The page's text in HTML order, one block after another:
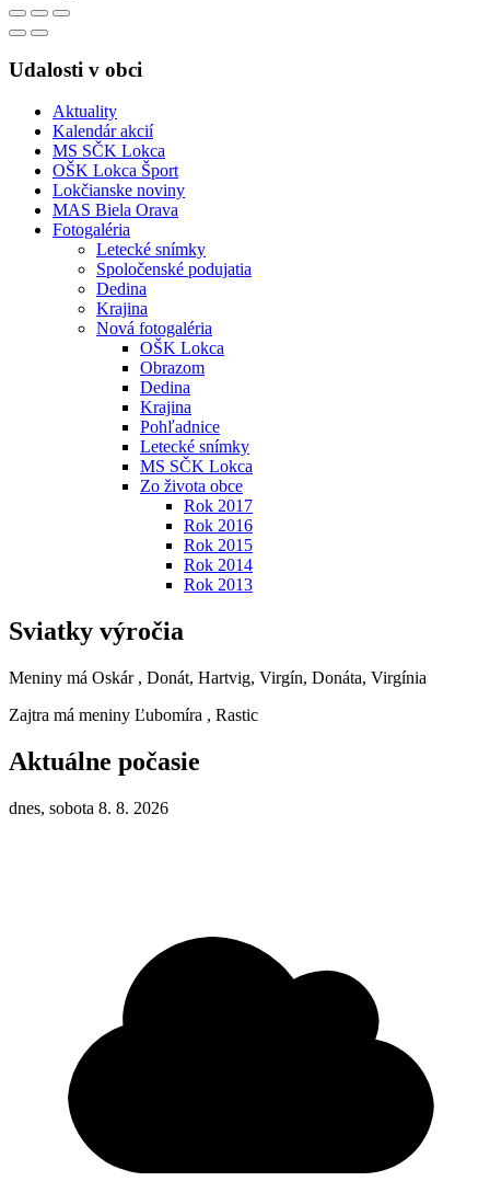
Udalosti v obci
Aktuality
Kalendár akcií
MS SČK Lokca
OŠK Lokca Šport
Lokčianske noviny
MAS Biela Orava
Fotogaléria
Letecké snímky
Spoločenské podujatia
Dedina
Krajina
Nová fotogaléria
OŠK Lokca
Obrazom
Dedina
Krajina
Pohľadnice
Letecké snímky
MS SČK Lokca
Zo života obce
Rok 2017
Rok 2016
Rok 2015
Rok 2014
Rok 2013
Sviatky výročia
Meniny má Oskár , Donát, Hartvig, Virgín, Donáta, Virgínia
Zajtra má meniny Ľubomíra , Rastic
Aktuálne počasie
dnes, sobota 8. 8. 2026